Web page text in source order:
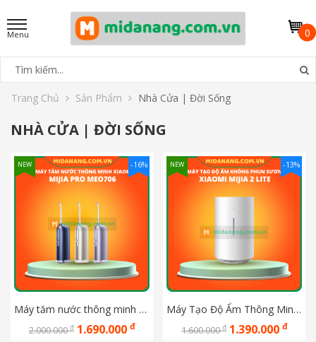
0
Trang Chủ Sản Phẩm Nhà Cửa | Đời Sống
NHÀ CỬA | ĐỜI SỐNG
Máy tăm nước thông minh Xiaomi Mijia Pro MEO706
2.000.000đ 1.690.000 đ
-16%
NEW
Máy Tạo Độ Ẩm Thông Minh Không Phun Sương Xiaomi Mijia 2 Lite
1.600.000đ 1.390.000 đ
-13%
NEW